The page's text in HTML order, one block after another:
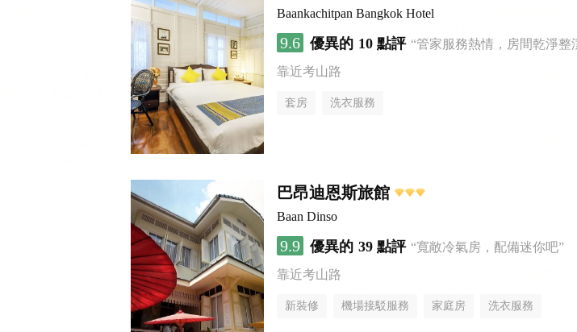
Baankachitpan Bangkok Hotel
9.6 優異的 10 點評 “管家服務熱情，房間乾淨整
靠近考山路
套房 洗衣服務
巴昂迪恩斯旅館
Baan Dinso
9.9 優異的 39 點評 “寬敞冷氣房，配備迷你吧”
靠近考山路
新裝修 機場接駁服務 家庭房 洗衣服務